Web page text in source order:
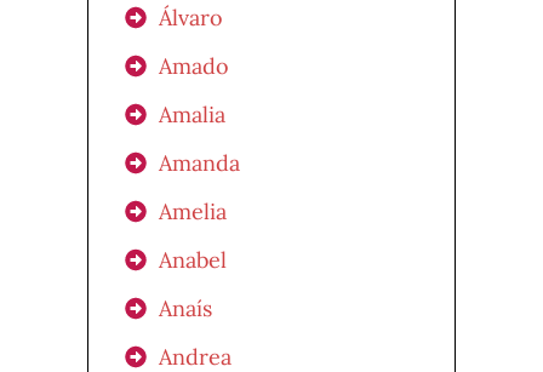
Álvaro
Amado
Amalia
Amanda
Amelia
Anabel
Anaís
Andrea